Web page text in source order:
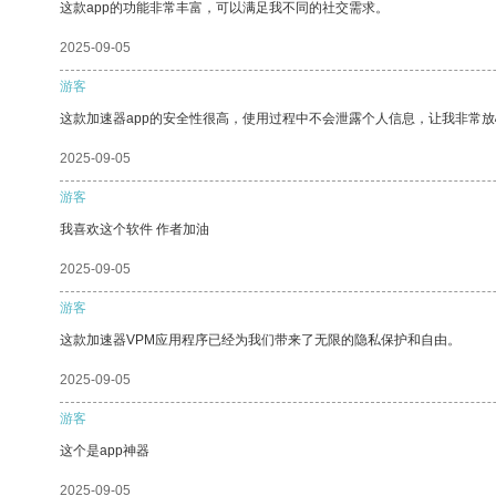
这款app的功能非常丰富，可以满足我不同的社交需求。
2025-09-05
游客
这款加速器app的安全性很高，使用过程中不会泄露个人信息，让我非常
2025-09-05
游客
我喜欢这个软件 作者加油
2025-09-05
游客
这款加速器VPM应用程序已经为我们带来了无限的隐私保护和自由。
2025-09-05
游客
这个是app神器
2025-09-05